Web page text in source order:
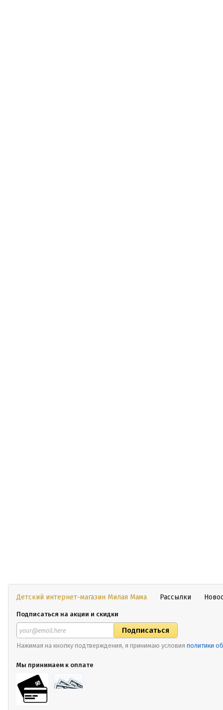
Детский интернет-магазин Милая Мама Рассылки
Подписаться на акции и скидки
Нажимая на кнопку подтверждения, я принимаю условия политики
Мы принимаем к оплате